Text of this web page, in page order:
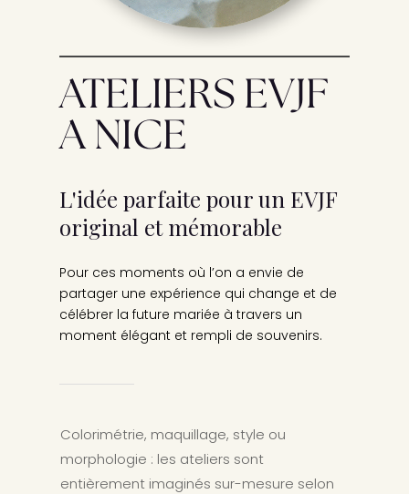
ATELIERS EVJF
A NICE
L'idée parfaite pour un EVJF
original et mémorable
Pour ces moments où l’on a envie de
partager une expérience qui change et de
célébrer la future mariée à travers un
moment élégant et rempli de souvenirs.
Colorimétrie, maquillage, style ou
morphologie : les ateliers sont
entièrement imaginés sur-mesure selon